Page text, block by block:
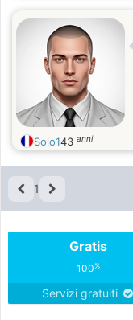
Solo143 anni
1
Gratis
100%
Servizi gratuiti